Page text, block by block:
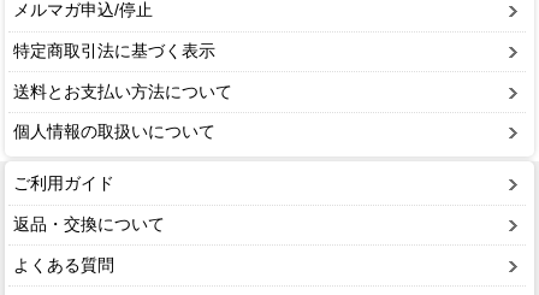
メルマガ申込/停止
特定商取引法に基づく表示
送料とお支払い方法について
個人情報の取扱いについて
ご利用ガイド
返品・交換について
よくある質問